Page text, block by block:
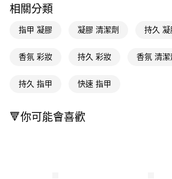
AFTEE先享後付是「在收到商品之後才付款」的
１．簡單：不需註冊會員、不需綁卡、不需儲值
１．於結帳方式選擇「AFTEE先享後付」後，將
３．收到繳費通知簡訊後14天內，點擊此簡訊中
即享券
運送方式
全家取貨付款
每筆NT$65，滿NT$390(含以上)免運費
相關分類
指甲 凝膠 凝膠 清潔劑 持久 凝
香氛 彩妝 持久 彩妝 香氛 清潔
持久 指甲 快速 指甲
🔻你可能會喜歡